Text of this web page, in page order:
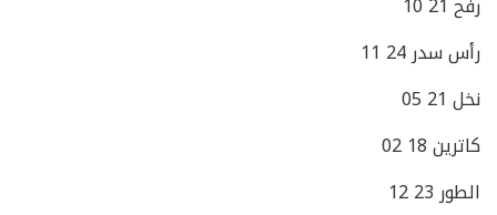
رأس سدر 24 11
نخل 21 05
كاترين 18 02
الطور 23 12